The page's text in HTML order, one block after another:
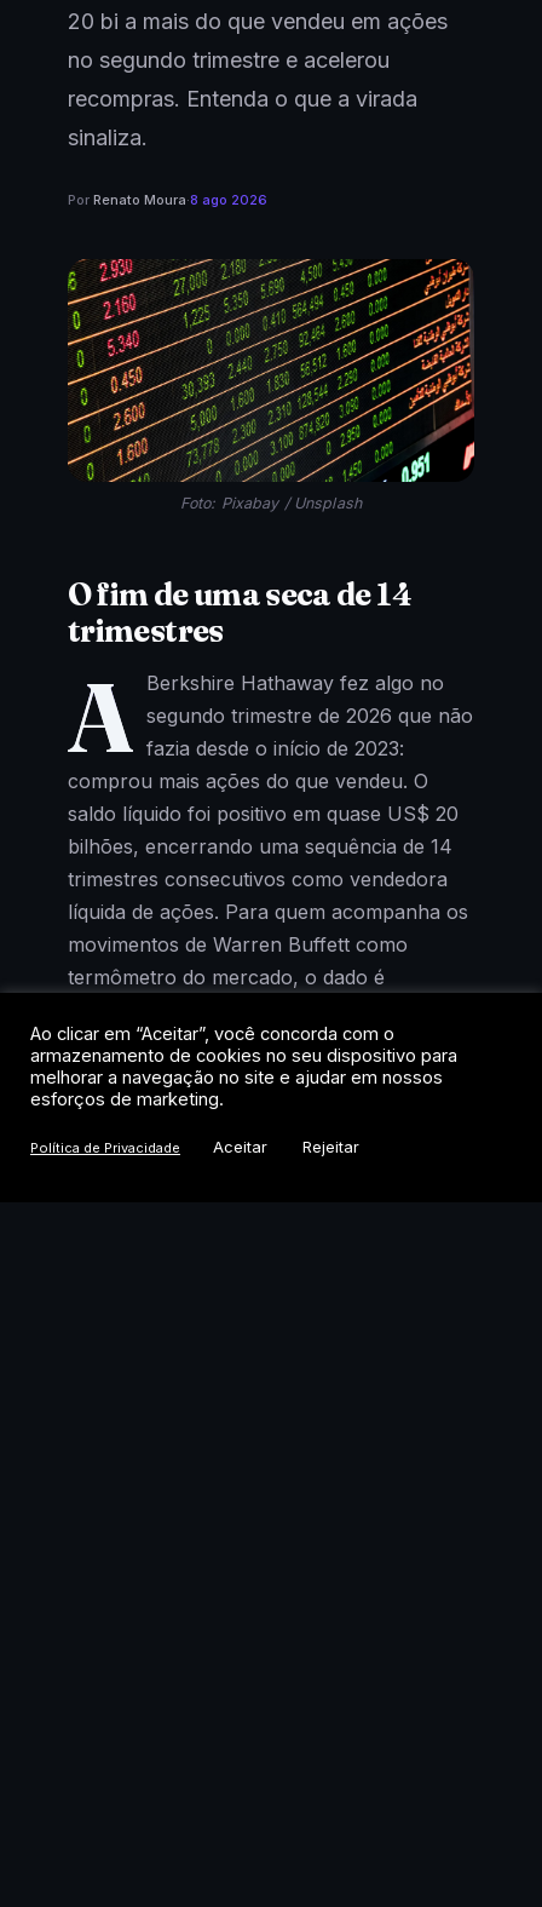
20 bi a mais do que vendeu em ações
no segundo trimestre e acelerou
recompras. Entenda o que a virada
sinaliza.
Por Renato Moura·8 ago 2026
Foto: Pixabay / Unsplash
O fim de uma seca de 14
trimestres
A Berkshire Hathaway fez algo no
segundo trimestre de 2026 que não
fazia desde o início de 2023:
comprou mais ações do que vendeu. O
saldo líquido foi positivo em quase US$ 20
bilhões, encerrando uma sequência de 14
trimestres consecutivos como vendedora
líquida de ações. Para quem acompanha os
movimentos de Warren Buffett como
termômetro do mercado, o dado é
A virada não foi tímida. Além das compras
no mercado aberto, o conglomerado
recomprou US$ 4,5 bilhões em ações
Ao clicar em “Aceitar”, você concorda com o
armazenamento de cookies no seu dispositivo para
melhorar a navegação no site e ajudar em nossos
esforços de marketing.
Política de Privacidade Aceitar Rejeitar